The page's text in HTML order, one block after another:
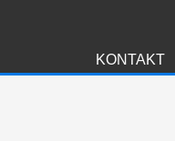
KONTAKT